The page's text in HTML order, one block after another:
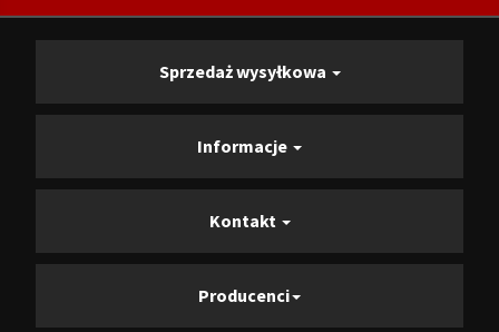
Sprzedaż wysyłkowa
Informacje
Kontakt
Producenci